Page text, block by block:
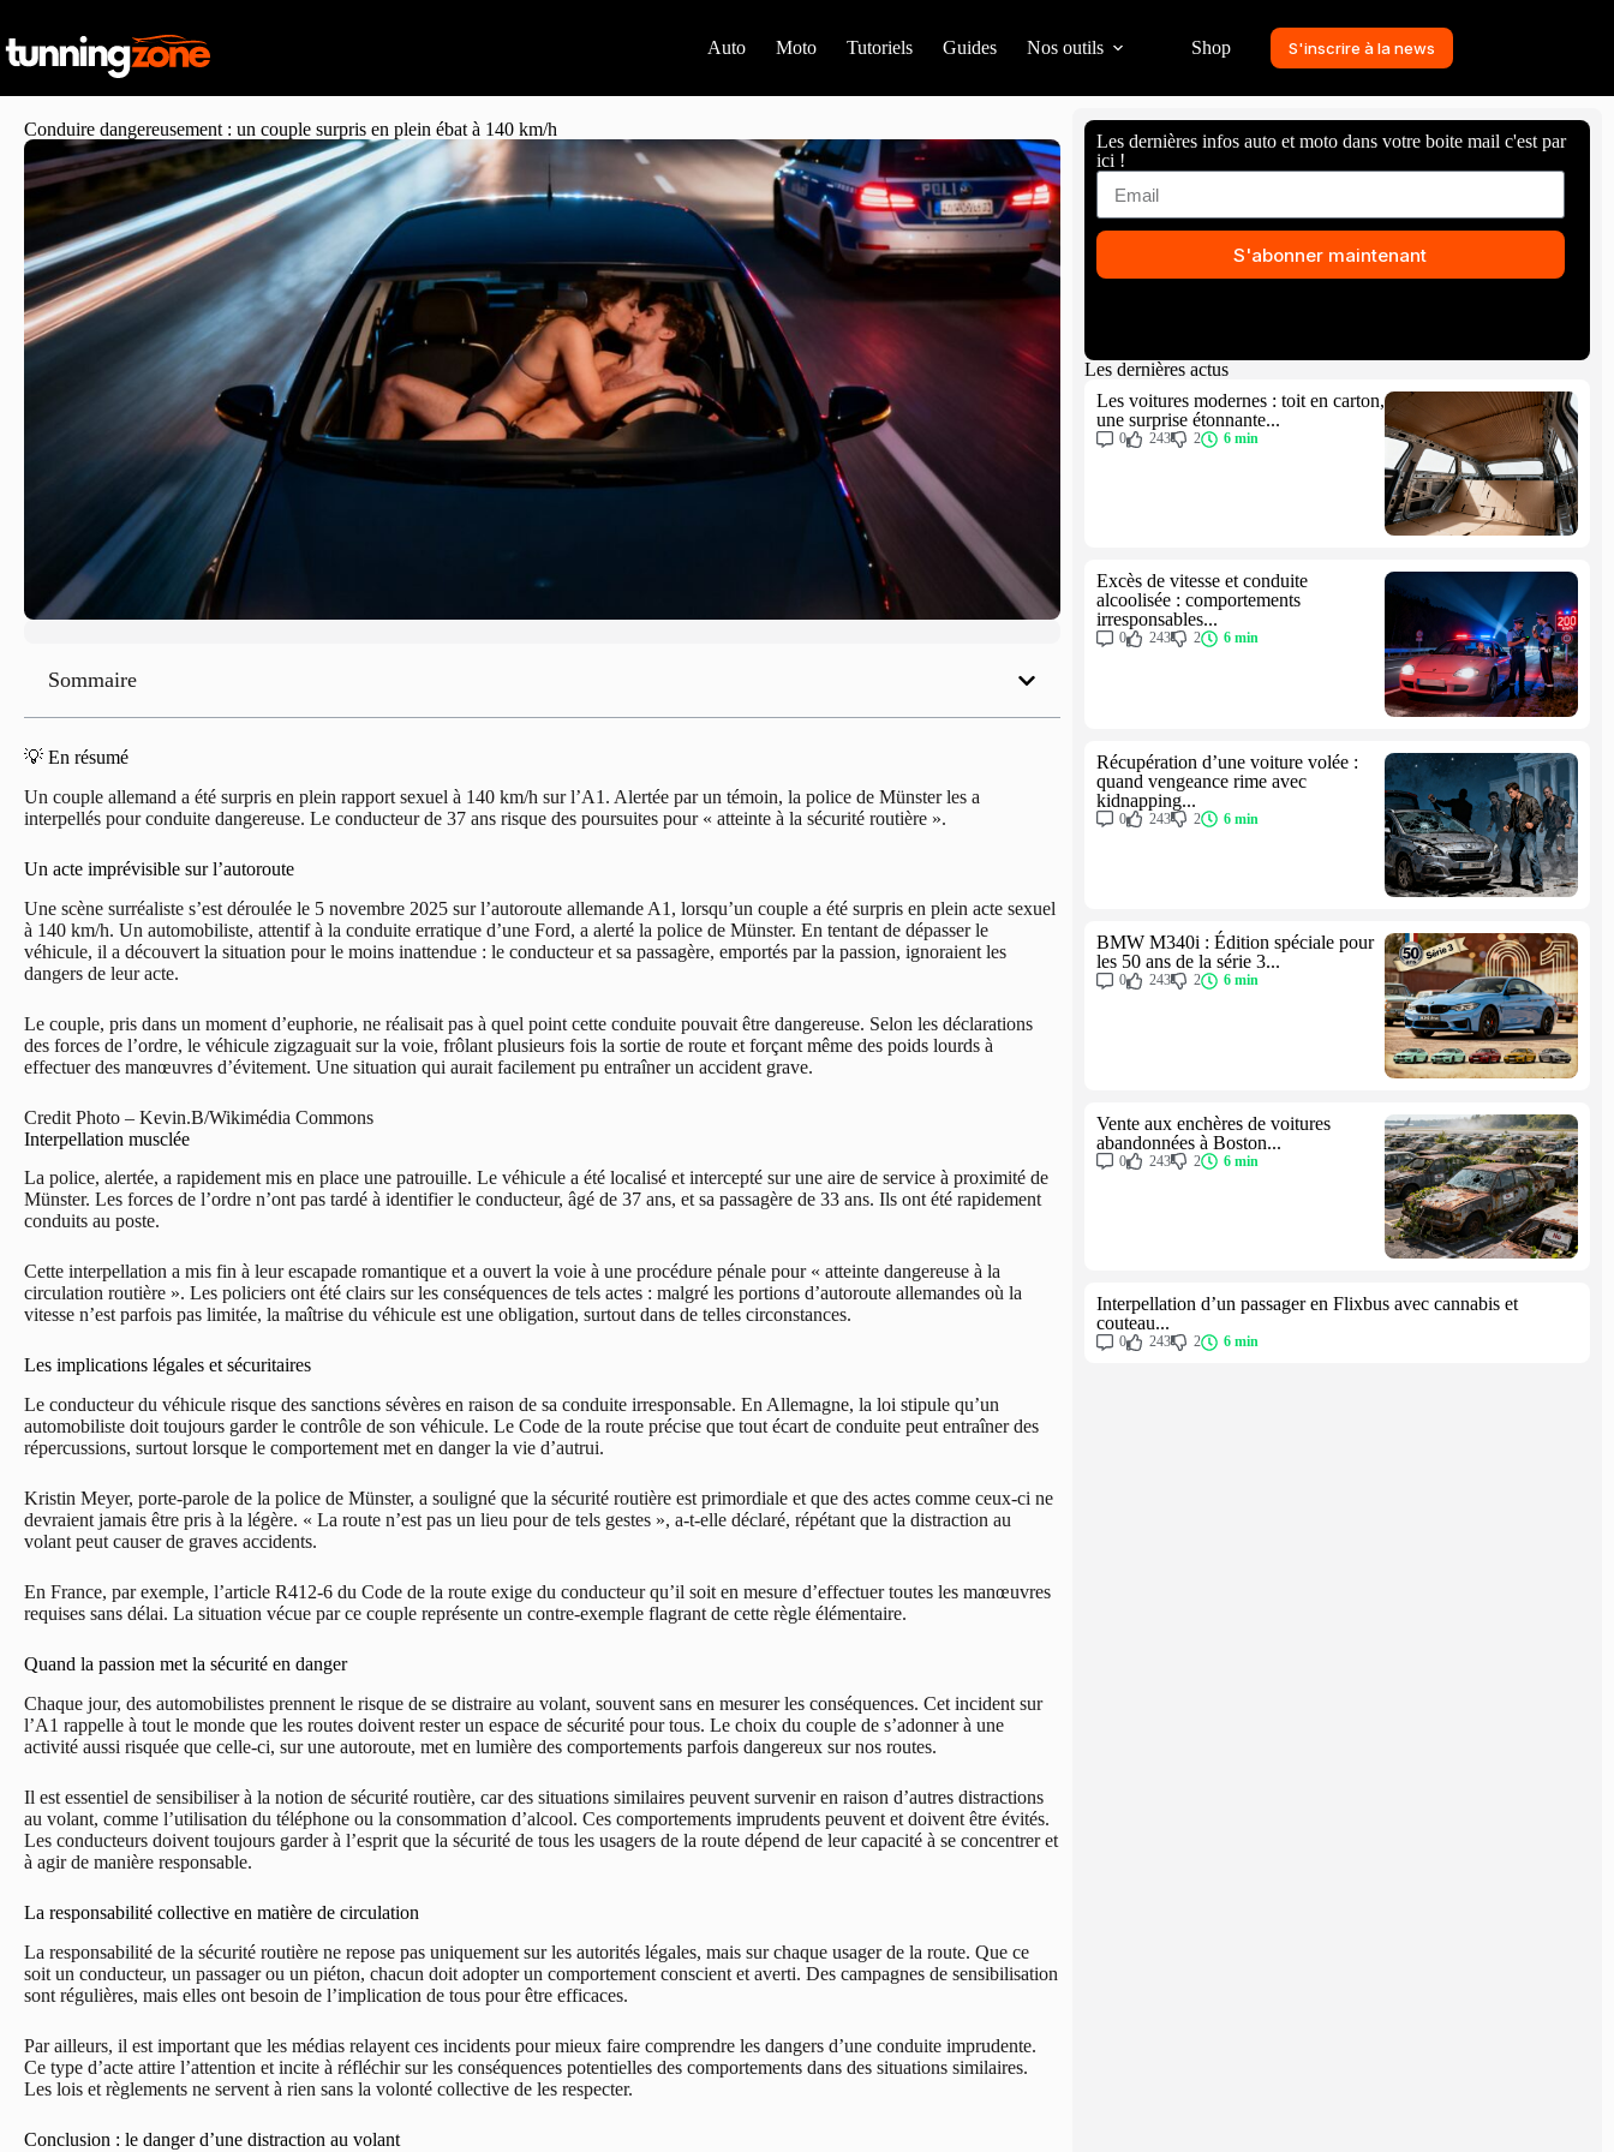
Auto Moto Tutoriels Guides Nos outils Shop S'inscrire à la news
Conduire dangereusement : un couple surpris en plein ébat à 140 km/h
Sommaire
💡 En résumé
Un couple allemand a été surpris en plein rapport sexuel à 140 km/h sur l’A1. Alertée par un témoin, la police de Münster les a
interpellés pour conduite dangereuse. Le conducteur de 37 ans risque des poursuites pour « atteinte à la sécurité routière ».
Un acte imprévisible sur l’autoroute
Une scène surréaliste s’est déroulée le 5 novembre 2025 sur l’autoroute allemande A1, lorsqu’un couple a été surpris en plein acte sexuel
à 140 km/h. Un automobiliste, attentif à la conduite erratique d’une Ford, a alerté la police de Münster. En tentant de dépasser le
véhicule, il a découvert la situation pour le moins inattendue : le conducteur et sa passagère, emportés par la passion, ignoraient les
dangers de leur acte.
Le couple, pris dans un moment d’euphorie, ne réalisait pas à quel point cette conduite pouvait être dangereuse. Selon les déclarations
des forces de l’ordre, le véhicule zigzaguait sur la voie, frôlant plusieurs fois la sortie de route et forçant même des poids lourds à
effectuer des manœuvres d’évitement. Une situation qui aurait facilement pu entraîner un accident grave.
Credit Photo – Kevin.B/Wikimédia Commons
Interpellation musclée
La police, alertée, a rapidement mis en place une patrouille. Le véhicule a été localisé et intercepté sur une aire de service à proximité de
Münster. Les forces de l’ordre n’ont pas tardé à identifier le conducteur, âgé de 37 ans, et sa passagère de 33 ans. Ils ont été rapidement
conduits au poste.
Cette interpellation a mis fin à leur escapade romantique et a ouvert la voie à une procédure pénale pour « atteinte dangereuse à la
circulation routière ». Les policiers ont été clairs sur les conséquences de tels actes : malgré les portions d’autoroute allemandes où la
vitesse n’est parfois pas limitée, la maîtrise du véhicule est une obligation, surtout dans de telles circonstances.
Les implications légales et sécuritaires
Le conducteur du véhicule risque des sanctions sévères en raison de sa conduite irresponsable. En Allemagne, la loi stipule qu’un
automobiliste doit toujours garder le contrôle de son véhicule. Le Code de la route précise que tout écart de conduite peut entraîner des
répercussions, surtout lorsque le comportement met en danger la vie d’autrui.
Kristin Meyer, porte-parole de la police de Münster, a souligné que la sécurité routière est primordiale et que des actes comme ceux-ci ne
devraient jamais être pris à la légère. « La route n’est pas un lieu pour de tels gestes », a-t-elle déclaré, répétant que la distraction au
volant peut causer de graves accidents.
En France, par exemple, l’article R412-6 du Code de la route exige du conducteur qu’il soit en mesure d’effectuer toutes les manœuvres
requises sans délai. La situation vécue par ce couple représente un contre-exemple flagrant de cette règle élémentaire.
Quand la passion met la sécurité en danger
Chaque jour, des automobilistes prennent le risque de se distraire au volant, souvent sans en mesurer les conséquences. Cet incident sur
l’A1 rappelle à tout le monde que les routes doivent rester un espace de sécurité pour tous. Le choix du couple de s’adonner à une
activité aussi risquée que celle-ci, sur une autoroute, met en lumière des comportements parfois dangereux sur nos routes.
Il est essentiel de sensibiliser à la notion de sécurité routière, car des situations similaires peuvent survenir en raison d’autres distractions
au volant, comme l’utilisation du téléphone ou la consommation d’alcool. Ces comportements imprudents peuvent et doivent être évités.
Les conducteurs doivent toujours garder à l’esprit que la sécurité de tous les usagers de la route dépend de leur capacité à se concentrer et
à agir de manière responsable.
La responsabilité collective en matière de circulation
La responsabilité de la sécurité routière ne repose pas uniquement sur les autorités légales, mais sur chaque usager de la route. Que ce
soit un conducteur, un passager ou un piéton, chacun doit adopter un comportement conscient et averti. Des campagnes de sensibilisation
sont régulières, mais elles ont besoin de l’implication de tous pour être efficaces.
Par ailleurs, il est important que les médias relayent ces incidents pour mieux faire comprendre les dangers d’une conduite imprudente.
Ce type d’acte attire l’attention et incite à réfléchir sur les conséquences potentielles des comportements dans des situations similaires.
Les lois et règlements ne servent à rien sans la volonté collective de les respecter.
Conclusion : le danger d’une distraction au volant
Les dernières infos auto et moto dans votre boite mail c'est par
ici !
S'abonner maintenant
Les dernières actus
Les voitures modernes : toit en carton,
une surprise étonnante...
0 243 2 6 min
Excès de vitesse et conduite
alcoolisée : comportements
irresponsables...
0 243 2 6 min
Récupération d’une voiture volée :
quand vengeance rime avec
kidnapping...
0 243 2 6 min
BMW M340i : Édition spéciale pour
les 50 ans de la série 3...
0 243 2 6 min
Vente aux enchères de voitures
abandonnées à Boston...
0 243 2 6 min
Interpellation d’un passager en Flixbus avec cannabis et
couteau...
0 243 2 6 min